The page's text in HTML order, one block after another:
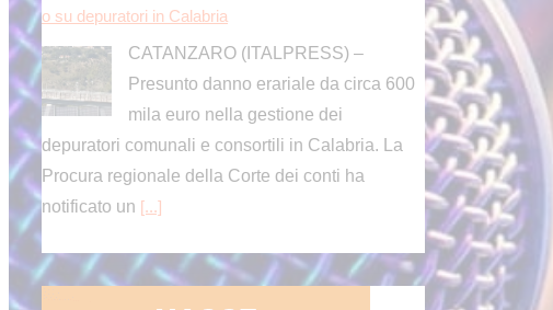
o su depuratori in Calabria
CATANZARO (ITALPRESS) –
Presunto danno erariale da circa 600
mila euro nella gestione dei
depuratori comunali e consortili in Calabria. La
Procura regionale della Corte dei conti ha
notificato un [...]